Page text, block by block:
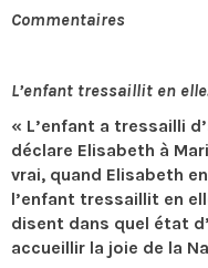
Commentaires
L’enfant tressaillit en
« L’enfant a tressailli
déclare Elisabeth à
vrai, quand Elisabeth
l’enfant tressaillit en
disent dans quel état
accueillir la joie de la